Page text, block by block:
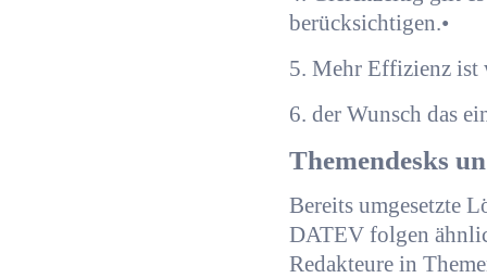
berücksichtigen.•
5. Mehr Effizienz ist
6. der Wunsch das
Themendesks
Bereits umgesetzte
DATEV folgen
Redakteure in